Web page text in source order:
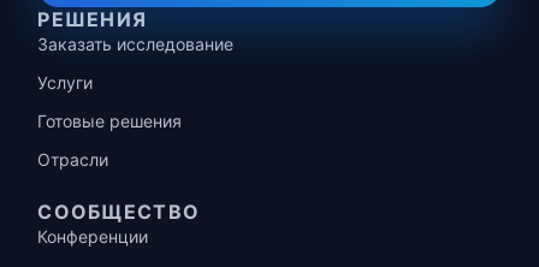
РЕШЕНИЯ
Заказать исследование
Услуги
Готовые решения
Отрасли
СООБЩЕСТВО
Конференции